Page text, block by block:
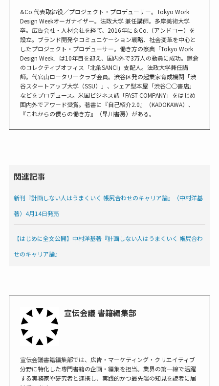
&Co.代表取締役／プロジェクト・プロデューサー。Tokyo Work
Design Weekオーガナイザー。法政大学 兼任講師。多摩美術大学
卒。広告会社・人材会社を経て、2016年に＆Co.（アンドコー）を
設立。ブランド開発やコミュニケーション戦略、社会変革を中心と
したプロジェクト・プロデューサー。働き方の祭典「Tokyo Work
Design Week」は10年目を迎え、国内外で3万人の動員に成功。鎌倉
のコレクティブオフィス「北条SANCI」支配人。法政大学兼任講
師。代官山ロータリークラブ会員。渋谷区発の起業家育成機関「渋
谷スタートアップ大学（SSU）」、シェア型本屋「渋谷◯◯書店」
などをプロデュース。米国ビジネス誌「FAST COMPANY」をはじめ
国内外でアワード受賞。著書に『自己紹介2.0』（KADOKAWA）、
『これからの僕らの働き方』（早川書房）がある。
関連記事
新刊『計画しない人はうまくいく 帳尻合わせのキャリア論』（中村洋基
著）4月14日発売
【はじめに全文公開】中村洋基著『計画しない人はうまくいく 帳尻合わ
せのキャリア論』
宣伝会議 書籍編集部
宣伝会議書籍編集部では、広告・マーケティング・クリエイティブ
分野に特化した専門書籍の企画・編集を担当。業界の第一線で活躍
する実務家や研究者と連携し、実践的かつ最先端の知見を読者に届